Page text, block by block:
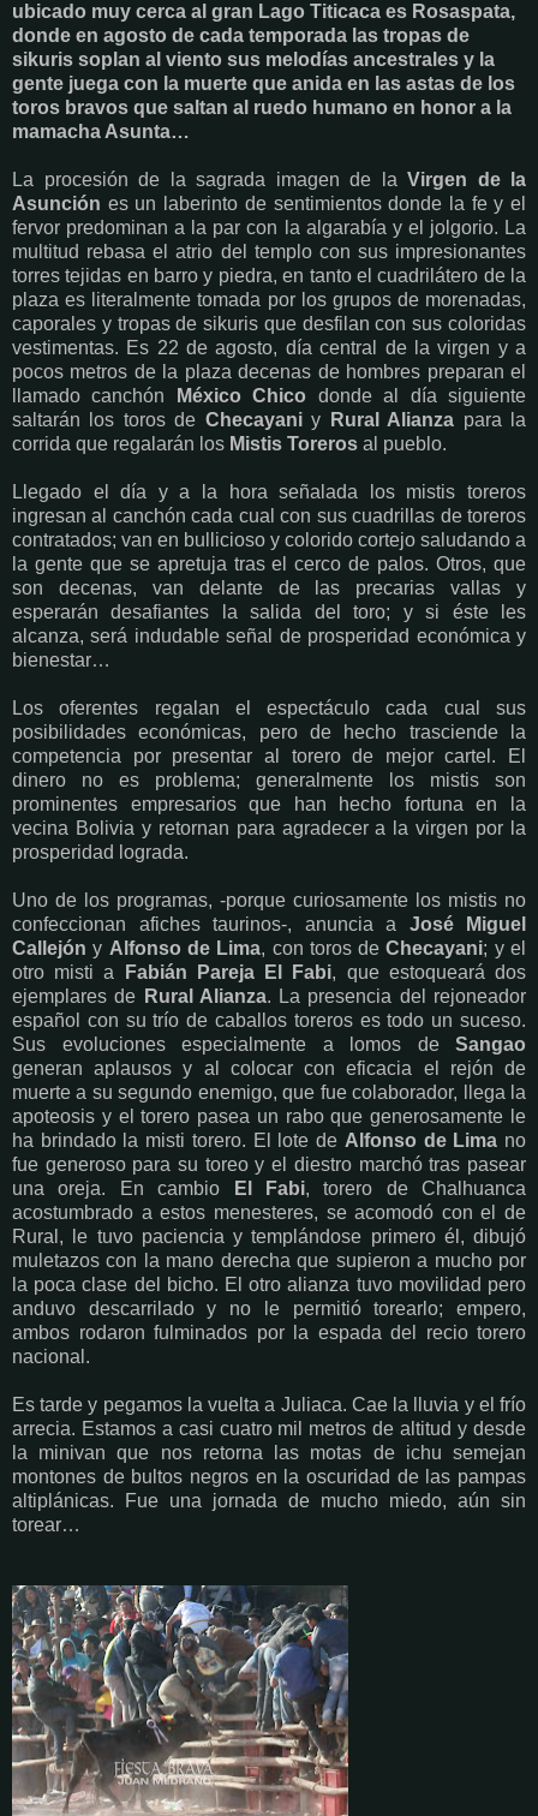
ubicado muy cerca al gran Lago Titicaca es Rosaspata,
donde en agosto de cada temporada las tropas de
sikuris soplan al viento sus melodías ancestrales y la
gente juega con la muerte que anida en las astas de los
toros bravos que saltan al ruedo humano en honor a la
mamacha Asunta…
La procesión de la sagrada imagen de la Virgen de la
Asunción es un laberinto de sentimientos donde la fe y el
fervor predominan a la par con la algarabía y el jolgorio. La
multitud rebasa el atrio del templo con sus impresionantes
torres tejidas en barro y piedra, en tanto el cuadrilátero de la
plaza es literalmente tomada por los grupos de morenadas,
caporales y tropas de sikuris que desfilan con sus coloridas
vestimentas. Es 22 de agosto, día central de la virgen y a
pocos metros de la plaza decenas de hombres preparan el
llamado canchón
México Chico donde al día siguiente
saltarán los toros de Checayaniy Rural Alianza para la
corrida que regalarán los Mistis Toreros al pueblo.
Llegado el día y a la hora señalada los mistis toreros
ingresan al canchón cada cual con sus cuadrillas de toreros
contratados; van en bullicioso y colorido cortejo saludando a
la gente que se apretuja tras el cerco de palos. Otros, que
son decenas, van delante de las precarias vallas y
esperarán desafiantes la salida del toro; y si éste les
alcanza, será indudable señal de prosperidad económica y
bienestar…
Los oferentes regalan el espectáculo cada cual sus
posibilidades económicas, pero de hecho trasciende la
competencia por presentar al torero de mejor cartel. El
dinero no es problema; generalmente los mistis son
prominentes empresarios que han hecho fortuna en la
vecina Bolivia y retornan para agradecer a la virgen por la
prosperidad lograda.
Uno de los programas, -porque curiosamente los mistis no
confeccionan afiches taurinos-, anuncia a José Miguel
Callejón y Alfonso de Lima, con toros deChecayani; y el
otro misti a
Fabián Pareja El Fabi, que estoqueará dos
ejemplares de Rural Alianza. La presencia del rejoneador
español con su trío de caballos toreros es todo un suceso.
Sus evoluciones especialmente a lomos de Sangao
generan aplausos y al colocar con eficacia el rejón de
muerte a su segundo enemigo, que fue colaborador, llega la
apoteosis y el torero pasea un rabo que generosamente le
ha brindado la misti torero. El lote de Alfonso de Lima no
fue generoso para su toreo y el diestro marchó tras pasear
una oreja. En cambio
El Fabi, torero de Chalhuanca
acostumbrado a estos menesteres, se acomodó con el de
Rural, le tuvo paciencia y templándose primero él, dibujó
muletazos con la mano derecha que supieron a mucho por
la poca clase del bicho. El otro alianza tuvo movilidad pero
anduvo descarrilado y no le permitió torearlo; empero,
ambos rodaron fulminados por la espada del recio torero
nacional.
Es tarde y pegamos la vuelta a Juliaca. Cae la lluvia y el frío
arrecia. Estamos a casi cuatro mil metros de altitud y desde
la minivan que nos retorna las motas de ichu semejan
montones de bultos negros en la oscuridad de las pampas
altiplánicas. Fue una jornada de mucho miedo, aún sin
torear…